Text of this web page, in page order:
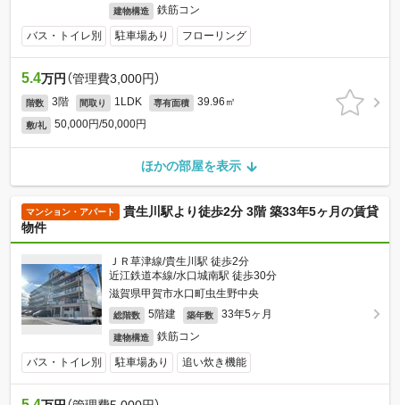
建物構造 鉄筋コン
バス・トイレ別 駐車場あり フローリング
5.4万円 （管理費3,000円）
階数 3階 間取り 1LDK 専有面積 39.96㎡
敷/礼 50,000円/50,000円
ほかの部屋を表示
マンション・アパート
貴生川駅より徒歩2分 3階 築33年5ヶ月の賃貸
物件
ＪＲ草津線/貴生川駅 徒歩2分
近江鉄道本線/水口城南駅 徒歩30分
滋賀県甲賀市水口町虫生野中央
総階数 5階建 築年数 33年5ヶ月
建物構造 鉄筋コン
バス・トイレ別 駐車場あり 追い炊き機能